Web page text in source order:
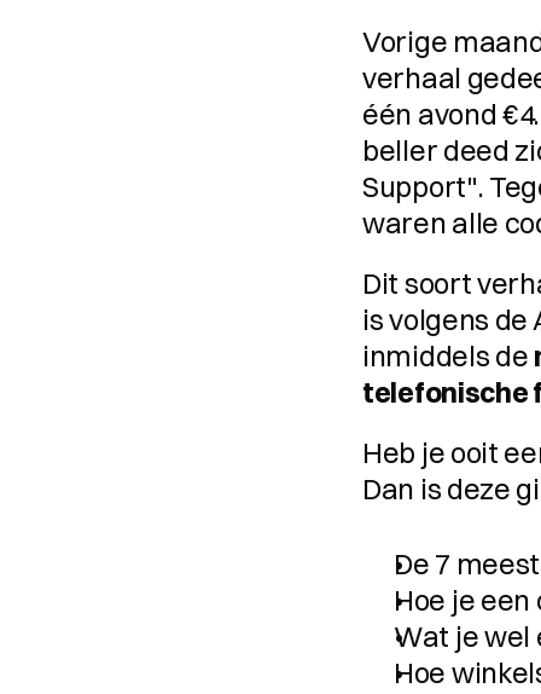
Vorige
verhaal
één avond
beller deed
Support".
waren alle
Dit soort
is volgens
inmiddels de
telefonische
Heb je ooit
Dan is deze
De 7
Hoe je
Wat je wel
Hoe